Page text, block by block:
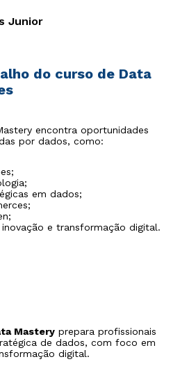
Junior
do curso de Data
encontra oportunidades
por dados, como:
em dados;
e transformação digital.
Mastery prepara profissionais
de dados, com foco em
digital.